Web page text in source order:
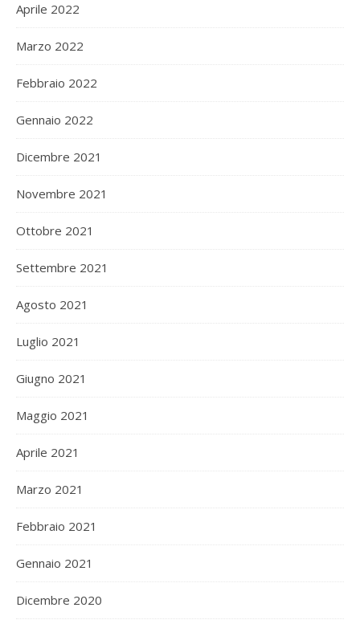
Aprile 2022
Marzo 2022
Febbraio 2022
Gennaio 2022
Dicembre 2021
Novembre 2021
Ottobre 2021
Settembre 2021
Agosto 2021
Luglio 2021
Giugno 2021
Maggio 2021
Aprile 2021
Marzo 2021
Febbraio 2021
Gennaio 2021
Dicembre 2020